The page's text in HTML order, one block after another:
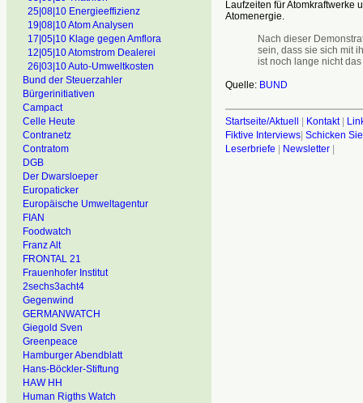
25|08|10 Energieeffizienz
19|08|10 Atom Analysen
17|05|10 Klage gegen Amflora
12|05|10 Atomstrom Dealerei
26|03|10 Auto-Umweltkosten
Bund der Steuerzahler
Bürgerinitiativen
Campact
Celle Heute
Contranetz
Contratom
DGB
Der Dwarsloeper
Europaticker
Europäische Umweltagentur
FIAN
Foodwatch
Franz Alt
FRONTAL 21
Frauenhofer Institut
2sechs3acht4
Gegenwind
GERMANWATCH
Giegold Sven
Greenpeace
Hamburger Abendblatt
Hans-Böckler-Stiftung
HAW HH
Human Rigths Watch
Laufzeiten für Atomkraftwerke
Atomenergie.
Nach dieser
sein, dass sie sich mit
ist noch lange nicht
Quelle: BUND
Startseite/Aktuell | Kontakt|
Fiktive Interviews| Schicken
Leserbriefe | Newsletter|